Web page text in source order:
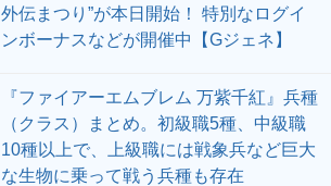
外伝まつり”が本日開始！ 特別なログイ
ンボーナスなどが開催中【Gジェネ】
『ファイアーエムブレム 万紫千紅』兵種
（クラス）まとめ。初級職5種、中級職
10種以上で、上級職には戦象兵など巨大
な生物に乗って戦う兵種も存在